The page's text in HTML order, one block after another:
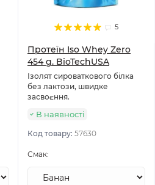
5
Протеїн Iso Whey Zero
454 g. BioTechUSA
Ізолят сироваткового білка
без лактози, швидке
засвоєння.
В наявності
Код товару: 57630
Смак: